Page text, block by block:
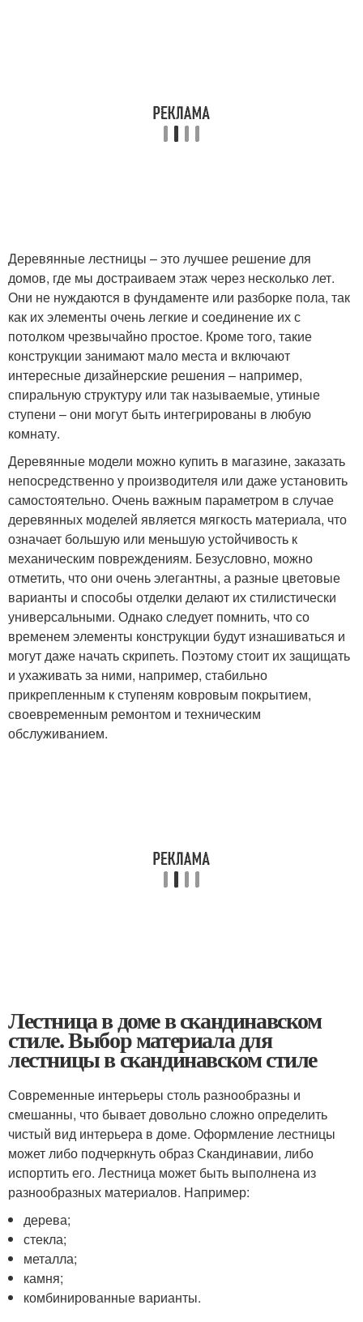
Деревянные лестницы – это лучшее решение для
домов, где мы достраиваем этаж через несколько лет.
Они не нуждаются в фундаменте или разборке пола, так
как их элементы очень легкие и соединение их с
потолком чрезвычайно простое. Кроме того, такие
конструкции занимают мало места и включают
интересные дизайнерские решения – например,
спиральную структуру или так называемые, утиные
ступени – они могут быть интегрированы в любую
комнату.
Деревянные модели можно купить в магазине, заказать
непосредственно у производителя или даже установить
самостоятельно. Очень важным параметром в случае
деревянных моделей является мягкость материала, что
означает большую или меньшую устойчивость к
механическим повреждениям. Безусловно, можно
отметить, что они очень элегантны, а разные цветовые
варианты и способы отделки делают их стилистически
универсальными. Однако следует помнить, что со
временем элементы конструкции будут изнашиваться и
могут даже начать скрипеть. Поэтому стоит их защищать
и ухаживать за ними, например, стабильно
прикрепленным к ступеням ковровым покрытием,
своевременным ремонтом и техническим
обслуживанием.
Лестница в доме в скандинавском
стиле. Выбор материала для
лестницы в скандинавском стиле
Современные интерьеры столь разнообразны и
смешанны, что бывает довольно сложно определить
чистый вид интерьера в доме. Оформление лестницы
может либо подчеркнуть образ Скандинавии, либо
испортить его. Лестница может быть выполнена из
разнообразных материалов. Например:
дерева;
стекла;
металла;
камня;
комбинированные варианты.